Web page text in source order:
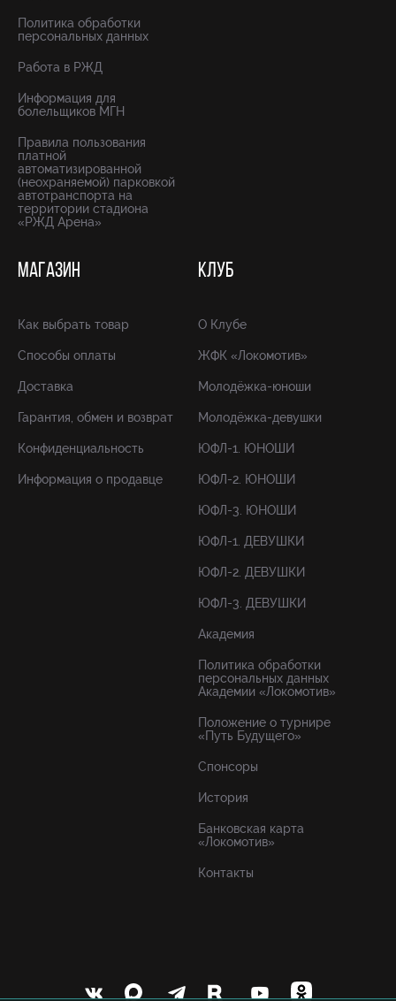
Политика обработки
персональных данных
Работа в РЖД
Информация для
болельщиков МГН
Правила пользования
платной
автоматизированной
(неохраняемой) парковкой
автотранспорта на
территории стадиона
«РЖД Арена»
МАГАЗИН
Как выбрать товар
Способы оплаты
Доставка
Гарантия, обмен и возврат
Конфиденциальность
Информация о продавце
КЛУБ
О Клубе
ЖФК «Локомотив»
Молодёжка-юноши
Молодёжка-девушки
ЮФЛ-1. ЮНОШИ
ЮФЛ-2. ЮНОШИ
ЮФЛ-3. ЮНОШИ
ЮФЛ-1. ДЕВУШКИ
ЮФЛ-2. ДЕВУШКИ
ЮФЛ-3. ДЕВУШКИ
Академия
Политика обработки
персональных данных
Академии «Локомотив»
Положение о турнире
«Путь Будущего»
Спонсоры
История
Банковская карта
«Локомотив»
Контакты